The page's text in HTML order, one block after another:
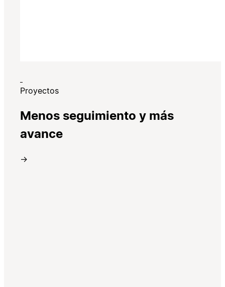
Proyectos
Menos seguimiento y más
avance
→